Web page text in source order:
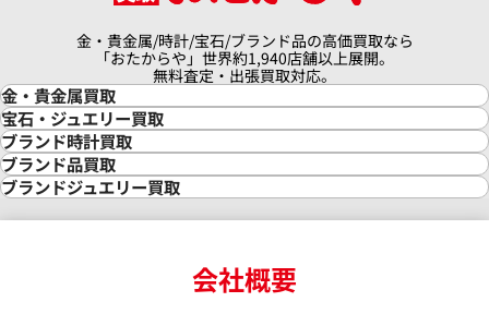
金・貴金属/時計/宝石/ブランド品の高価買取なら
「おたからや」世界約1,940店舗以上展開。
無料査定・出張買取対応。
金・貴金属買取
金買取
金の相場価格情報
金の参考買取価格一覧
インゴット買取
インゴットの相場価格情報
24金買取
宝石・ジュエリー買取
宝石・ジュエリー買取
ダイヤモンド買取
ダイヤモンド・宝石の参考価格一覧
リング・結婚指輪買取
エメラルド買取
ブランド時計買取
時計買取
ロレックス買取
ロレックス デイトナ買取
ロレックス サブマリーナー買取
ロレックス エクスプローラー買取
ロレックス デイトジャスト買取
ブランド品買取
ブランド買取
ブランドジュエリー買取
ヴァンクリーフ＆アーペル買取会社概要